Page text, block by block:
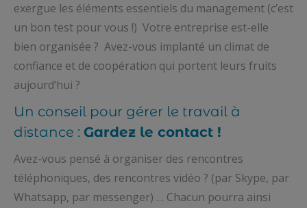
exergue les éléments essentiels du management (c’est
un bon test pour vous !) Votre entreprise est-elle
bien organisée ? Avez-vous implanté un climat de
confiance et de coopération qui portent leurs fruits
aujourd’hui ?
Un conseil pour gérer le travail à
distance : Gardez le contact !
Avez-vous pensé à organiser des rencontres
téléphoniques, des rencontres vidéo ? (par Skype, par
Whatsapp, par messenger) … Chacun pourra ainsi